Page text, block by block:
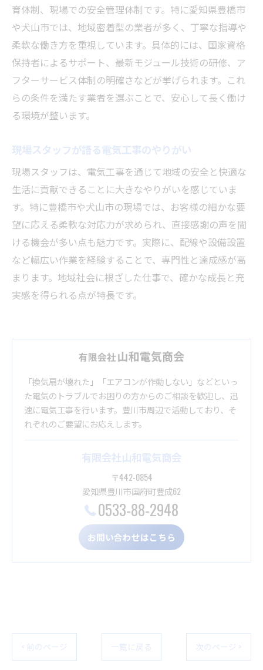
育体制、現場での安全管理体制です。特に愛知県豊橋市
や犬山市では、地域密着型の業者が多く、丁寧な指導や
柔軟な働き方を重視しています。具体的には、国家資格
保持者によるサポート、最新モジュール技術の研修、ア
フターサービス体制の明確さなどが挙げられます。これ
らの条件を満たす業者を選ぶことで、安心して長く働け
る環境が整います。
現場スタッフが語る電気工事のやりがい
現場スタッフは、電気工事を通じて地域の安全と快適な
生活に貢献できることに大きなやりがいを感じていま
す。特に豊橋市や犬山市の現場では、お客様の細かな要
望に応える柔軟な対応力が求められ、直接感謝の声を聞
ける機会が多い点も魅力です。実際に、配線や設備設置
など幅広い作業を経験することで、専門性と達成感が高
まります。地域社会に根ざした仕事で、確かな成長と充
実感を得られる点が特長です。
「換気扇が壊れた」「エアコンが作動しない」などといっ
た電気のトラブルでお困りの方からのご相談を歓迎し、迅
速に電気工事を行います。豊川市周辺で活動しており、そ
れぞれのご要望にお応えします。
有限会社山和電気商会
〒442-0854
愛知県豊川市国府町豊成62
0533-88-2948
お問い合わせはこちら
< 前のページ 一覧に戻る 次のページ >